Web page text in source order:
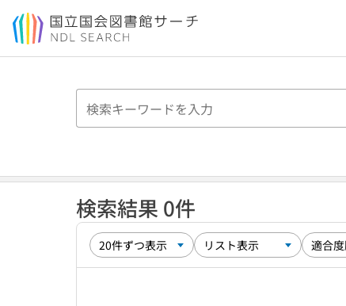
本文へ移動
検索結果 0件